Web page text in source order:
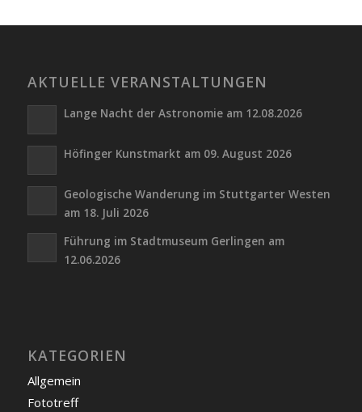
AKTUELLE VERANSTALTUNGEN
Lange Nacht der Astronomie am 12.08.2026
Höfinger Kunstmarkt am 09. August 2026
Geologische Wanderung im Stuttgarter Westen
am 18. Juli 2026
Führung im Stadtmuseum Gerlingen am
12.06.2026
KATEGORIEN
Allgemein
Fototreff